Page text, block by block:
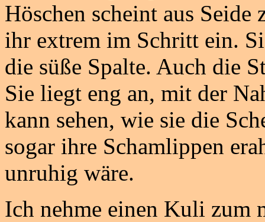
Höschen scheint aus Seide
ihr extrem im Schritt ein.
die süße Spalte. Auch die
Sie liegt eng an, mit der
kann sehen, wie sie die
sogar ihre Schamlippen
unruhig wäre.
Ich nehme einen Kuli zum